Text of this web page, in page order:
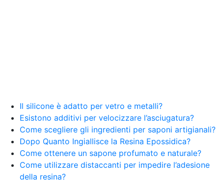
Il silicone è adatto per vetro e metalli?
Esistono additivi per velocizzare l’asciugatura?
Come scegliere gli ingredienti per saponi artigianali?
Dopo Quanto Ingiallisce la Resina Epossidica?
Come ottenere un sapone profumato e naturale?
Come utilizzare distaccanti per impedire l’adesione
della resina?